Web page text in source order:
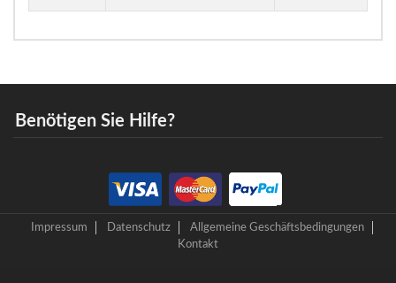
Benötigen Sie Hilfe?
Impressum Datenschutz
Allgemeine Geschäftsbedingungen
Kontakt